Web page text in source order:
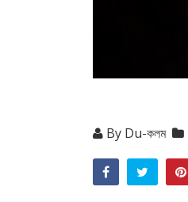
By Du-কলম